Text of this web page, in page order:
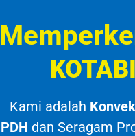
KOTABI
Kami adalah
PDH dan Seragam